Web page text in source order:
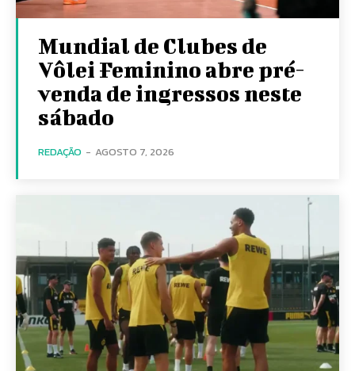
Mundial de Clubes de
Vôlei Feminino abre pré-
venda de ingressos neste
sábado
REDAÇÃO - AGOSTO 7, 2026